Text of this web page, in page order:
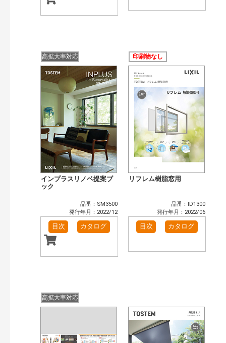
高拡大率対応
インプラスリノベ提案ブ
ック
品番：SM3500
発行年月：2022/12
目次 カタログ
印刷物なし
リフレム樹脂窓用
品番：ID1300
発行年月：2022/06
目次 カタログ
高拡大率対応